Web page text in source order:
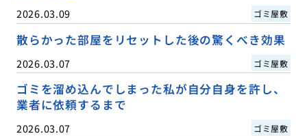
2026.03.09 ゴミ屋敷
散らかった部屋をリセットした後の驚くべき効果
2026.03.07 ゴミ屋敷
ゴミを溜め込んでしまった私が自分自身を許し、
業者に依頼するまで
2026.03.07 ゴミ屋敷